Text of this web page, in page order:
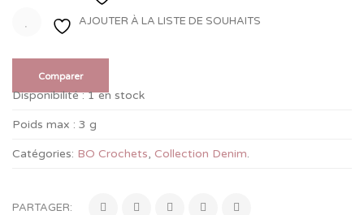
AJOUTER À LA LISTE DE SOUHAITS
Comparer
Disponibilité : 1 en stock
Poids max : 3 g
Catégories: BO Crochets, Collection Denim.
PARTAGER: